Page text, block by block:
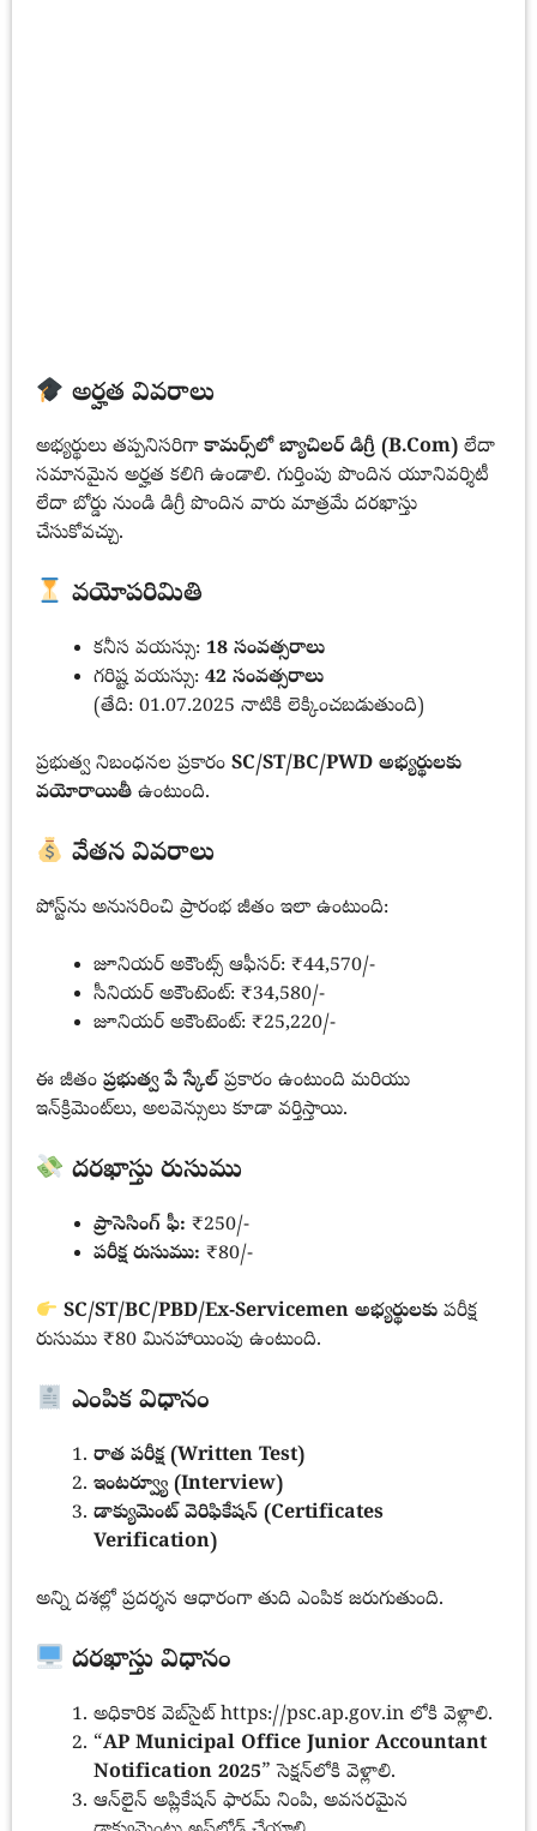
అర్హత వివరాలు
అభ్యర్థులు తప్పనిసరిగాకామర్స్‌లో బ్యాచిలర్ డిగ్రీ (B.Com) లేదా
సమానమైన అర్హత కలిగి ఉండాలి. గుర్తింపు పొందిన యూనివర్శిటీ
లేదా బోర్డు నుండి డిగ్రీ పొందిన వారు మాత్రమే దరఖాస్తు
చేసుకోవచ్చు.
వయోపరిమితి
కనీస వయస్సు: 18 సంవత్సరాలు
గరిష్ట వయస్సు: 42 సంవత్సరాలు
(తేది: 01.07.2025 నాటికి లెక్కించబడుతుంది)
ప్రభుత్వ నిబంధనల ప్రకారం SC/ST/BC/PWD అభ్యర్థులకు
వయోరాయితీ ఉంటుంది.
వేతన వివరాలు
పోస్ట్‌ను అనుసరించి ప్రారంభ జీతం ఇలా ఉంటుంది:
జూనియర్ అకౌంట్స్ ఆఫీసర్: ₹44,570/-
సీనియర్ అకౌంటెంట్: ₹34,580/-
జూనియర్ అకౌంటెంట్: ₹25,220/-
ఈ జీతం ప్రభుత్వ పే స్కేల్ ప్రకారం ఉంటుంది మరియు
ఇన్‌క్రిమెంట్‌లు, అలవెన్సులు కూడా వర్తిస్తాయి.
దరఖాస్తు రుసుము
ప్రాసెసింగ్ ఫీ: ₹250/-
పరీక్ష రుసుము: ₹80/-
SC/ST/BC/PBD/Ex-Servicemen అభ్యర్థులకు పరీక్ష
రుసుము ₹80 మినహాయింపు ఉంటుంది.
ఎంపిక విధానం
రాత పరీక్ష (Written Test)
ఇంటర్వ్యూ (Interview)
డాక్యుమెంట్ వెరిఫికేషన్ (Certificates
Verification)
అన్ని దశల్లో ప్రదర్శన ఆధారంగా తుది ఎంపిక జరుగుతుంది.
దరఖాస్తు విధానం
అధికారిక వెబ్‌సైట్ https://psc.ap.gov.in లోకి వెళ్లాలి.
“AP Municipal Office Junior Accountant
Notification 2025” సెక్షన్‌లోకి వెళ్లాలి.
ఆన్‌లైన్ అప్లికేషన్ ఫారమ్ నింపి, అవసరమైన